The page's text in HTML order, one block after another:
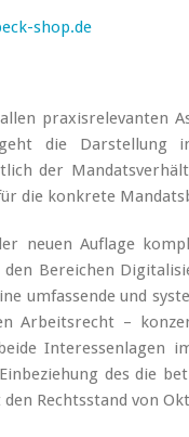
shop.de
praxisrelevanten
die Darstellung
der
die konkrete
neuen Auflage
Bereichen
umfassende und
Arbeitsrecht –
Interessenlagen
des die
Rechtsstand von